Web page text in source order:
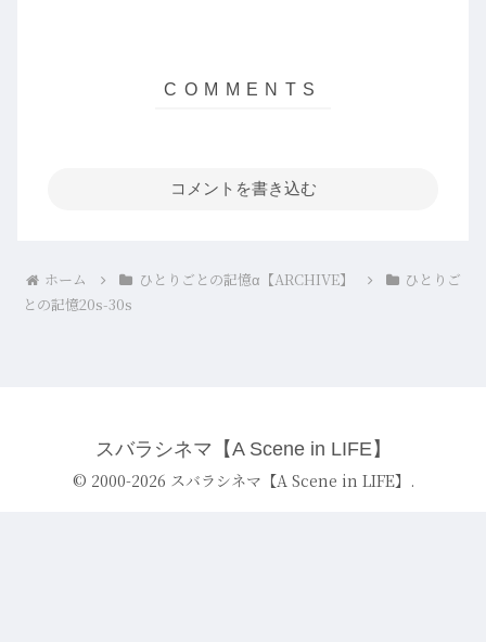
コメントを書き込む
ホーム ひとりごとの記憶α【ARCHIVE】
ひとりご
との記憶20s-30s
スバラシネマ【A Scene in LIFE】
© 2000-2026 スバラシネマ【A Scene in LIFE】.